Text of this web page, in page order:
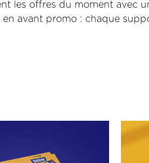
les offres du moment avec
en avant promo : chaque